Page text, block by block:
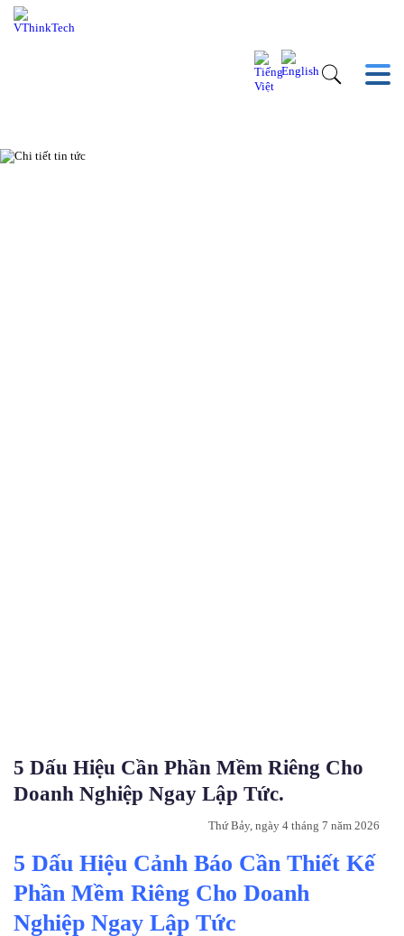
5 Dấu Hiệu Cần Phần Mềm Riêng Cho
Doanh Nghiệp Ngay Lập Tức.
Thứ Bảy, ngày 4 tháng 7 năm 2026
5 Dấu Hiệu Cảnh Báo Cần Thiết Kế
Phần Mềm Riêng Cho Doanh
Nghiệp Ngay Lập Tức